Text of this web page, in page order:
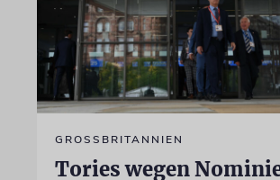
GROSSBRITANNIEN
Tories wegen